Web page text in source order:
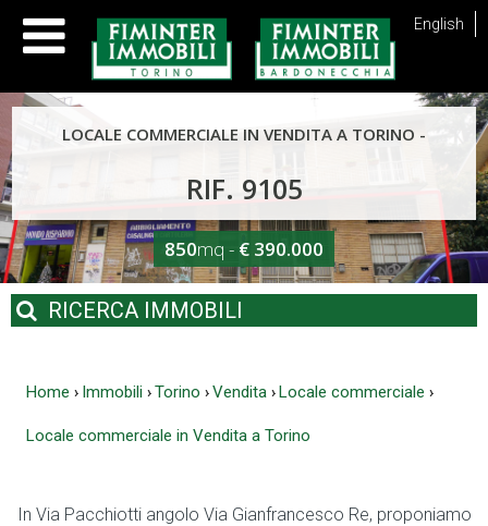
English
LOCALE COMMERCIALE IN VENDITA A TORINO -
RIF. 9105
850mq - € 390.000
RICERCA IMMOBILI
Home › Immobili ›Torino ›Vendita ›Locale commerciale ›
Locale commerciale in Vendita a Torino
In Via Pacchiotti angolo Via Gianfrancesco Re, proponiamo